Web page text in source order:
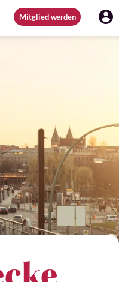
Mitglied werden